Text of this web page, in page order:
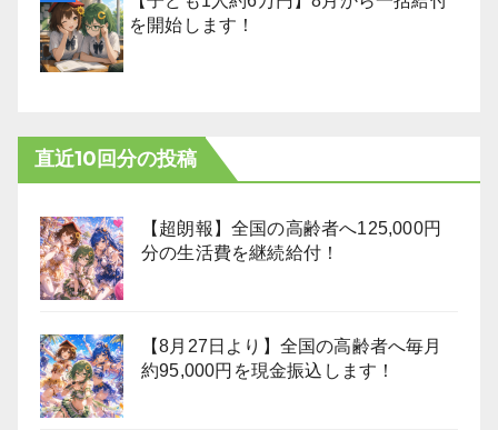
を開始します！
直近10回分の投稿
【超朗報】全国の高齢者へ125,000円
分の生活費を継続給付！
【8月27日より】全国の高齢者へ毎月
約95,000円を現金振込します！